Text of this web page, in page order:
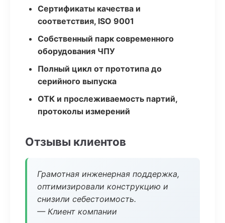
Сертификаты качества и
соответствия, ISO 9001
Собственный парк современного
оборудования ЧПУ
Полный цикл от прототипа до
серийного выпуска
ОТК и прослеживаемость партий,
протоколы измерений
Отзывы клиентов
Грамотная инженерная поддержка,
оптимизировали конструкцию и
снизили себестоимость.
— Клиент компании